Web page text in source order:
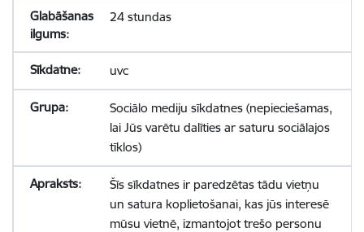
24 stundas
uvc
Sociālo mediju sīkdatnes (nepieciešamas,
lai Jūs varētu dalīties ar saturu sociālajos
tīklos)
Šīs sīkdatnes ir paredzētas tādu vietņu
un satura koplietošanai, kas jūs interesē
mūsu vietnē, izmantojot trešo personu